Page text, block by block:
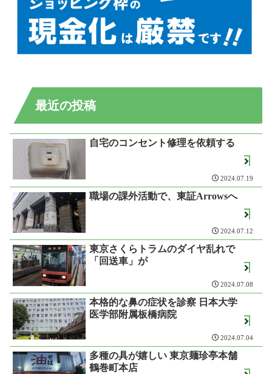
最近の投稿
自宅のコンセント修理を依頼する
2024.07.19
職場の課外活動で、東証Arrowsへ
2024.07.12
東京さくらトラムのダイヤ乱れで
「回送車」が
2024.07.08
本格的な鼻の症状を診察 日本大学
医学部附属板橋病院
2024.07.04
多種の具が嬉しい 東京麺珍亭本舗
鶴巻町本店